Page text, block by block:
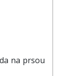
na prsou